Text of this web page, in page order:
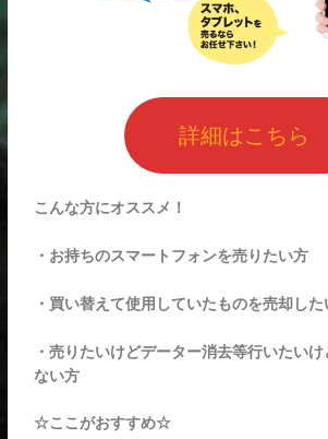
詳細はこちら
こんな方にオススメ！
・お持ちのスマートフォンを売りたい方
・買い替えて使用していたものを売却した
・売りたいけどデーター消去等行いたい
ない方
☆ここがおすすめ☆